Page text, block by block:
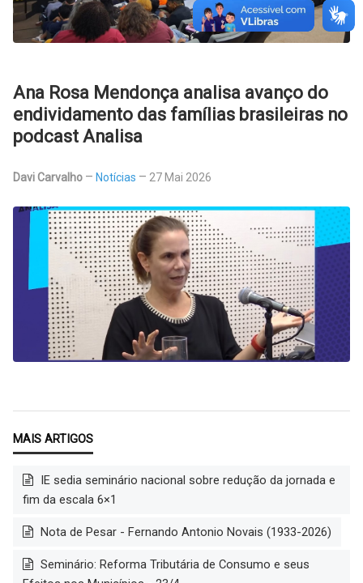
Ana Rosa Mendonça analisa avanço do
endividamento das famílias brasileiras no
podcast Analisa
Davi Carvalho Notícias 27 Mai 2026
IE sedia seminário nacional sobre redução da jornada e
fim da escala 6×1
Nota de Pesar - Fernando Antonio Novais (1933-2026)
Seminário: Reforma Tributária de Consumo e seus